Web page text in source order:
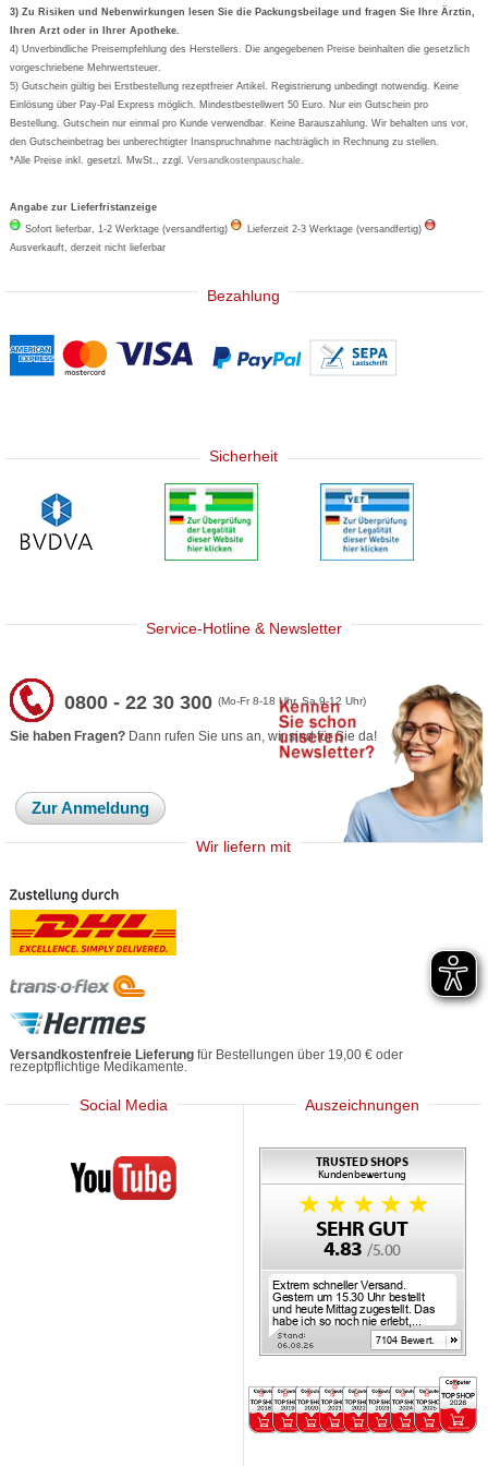
Formoline
Wick
Eucerin
Basica
3) Zu Risiken und Nebenwirkungen lesen Sie die Packungsbeilage und fragen Sie Ihre Ärztin,
Ihren Arzt oder in Ihrer Apotheke.
4) Unverbindliche Preisempfehlung des Herstellers. Die angegebenen Preise beinhalten die gesetzlich
vorgeschriebene Mehrwertsteuer.
5) Gutschein gültig bei Erstbestellung rezeptfreier Artikel. Registrierung unbedingt notwendig. Keine
Einlösung über Pay-Pal Express möglich. Mindestbestellwert 50 Euro. Nur ein Gutschein pro
Bestellung. Gutschein nur einmal pro Kunde verwendbar. Keine Barauszahlung. Wir behalten uns vor,
den Gutscheinbetrag bei unberechtigter Inanspruchnahme nachträglich in Rechnung zu stellen.
*Alle Preise inkl. gesetzl. MwSt., zzgl.Versandkostenpauschale
Angabe zur Lieferfristanzeige
Sofort lieferbar, 1-2 Werktage (versandfertig)
Lieferzeit 2-3 Werktage (versandfertig)
Ausverkauft, derzeit nicht lieferbar
Bezahlung
Sicherheit
Service-Hotline & Newsletter
0800 - 22 30 300(Mo-Fr 8-18 Uhr, Sa 9-12 Uhr)
Sie haben Fragen? Dann rufen Sie uns an, wir sind für Sie da!
Zur Anmeldung
Wir liefern mit
Versandkostenfreie Lieferung für Bestellungen über 19,00 € oder
rezeptpflichtige Medikamente.
Social Media
Mediherz
Auszeichnungen